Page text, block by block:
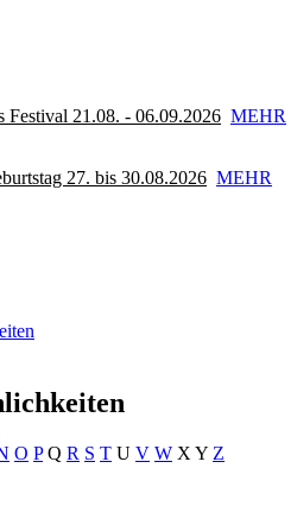
Festival 21.08. - 06.09.2026 MEHR
27. bis 30.08.2026 MEHR
O P Q R S T U V W X Y Z